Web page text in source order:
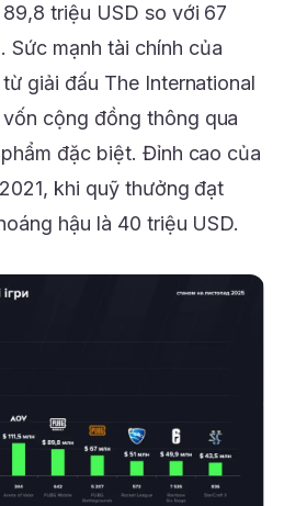
triệu USD so với 67
Sức mạnh tài chính của
giải đấu The International
cộng đồng thông qua
đặc biệt. Đỉnh cao của
khi quỹ thưởng đạt
hậu là 40 triệu USD.